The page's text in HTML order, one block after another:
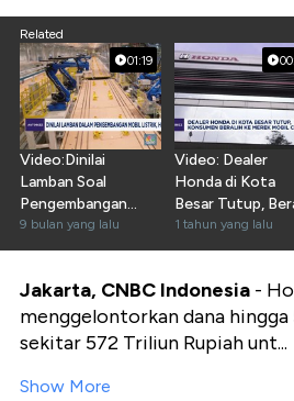
Related
01:19
Video:Dinilai
Lamban Soal
Pengembangan
Mobil Listrik, Honda
Bilang Ini
9 bulan yang lalu
Video: Dealer
Honda di Kota
Besar Tutup,
Mobil China
1 tahun yang lalu
Jakarta, CNBC Indonesia -
menggelontorkan dana hingga
sekitar 572 Triliun Rupiah unt...
Show More